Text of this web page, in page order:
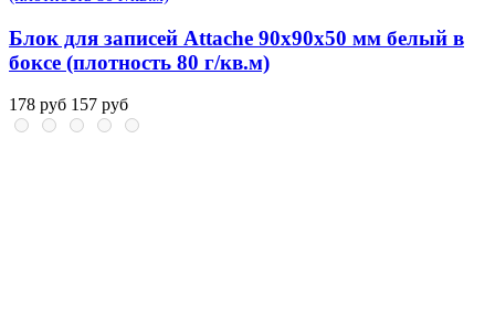
Блок для записей Attache 90x90x50 мм белый в
боксе (плотность 80 г/кв.м)
178 руб 157 руб